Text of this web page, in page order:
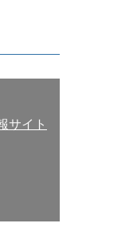
サイト